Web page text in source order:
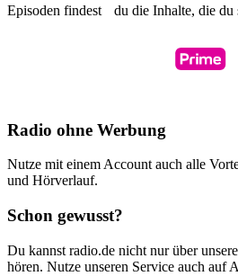
Episoden findest du die Inhalte, die du
Radio ohne Werbung
Nutze mit einem Account auch alle
und Hörverlauf.
Schon gewusst?
Du kannst radio.de nicht nur über
hören. Nutze unseren Service auch